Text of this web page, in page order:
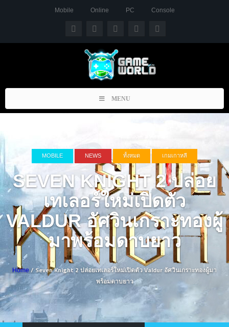
Mobile Online PC Console
Toggle
navigation
MENU
MOBILE NEWS ทั้งหมด เกมเกาหลี
SEVEN KNIGHT 2 ปล่อย
เทเลอร์ใหม่เปิดตัว
VALDUR อัศวินเกราะทองผู้
มาพร้อมดาบยาว
Home / Seven Knight 2 ปล่อยเทเลอร์ใหม่เปิดตัว Valdur อัศวินเกราะทองผู้มา
พร้อมดาบยาว